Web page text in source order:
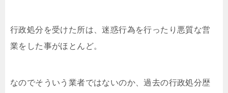
行政処分を受けた所は、迷惑行為を行ったり悪質な営
業をした事がほとんど。
なのでそういう業者ではないのか、過去の行政処分歴